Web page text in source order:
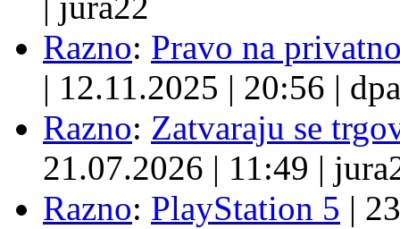
Razno: Pravo na
| 12.11.2025 | 20:56 |
Razno: Zatvaraju se
21.07.2026 | 11:49 |
Razno: PlayStation 5 |